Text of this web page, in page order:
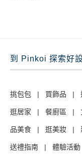
到 Pinkoi 探索好
挑包包 | 買飾品 |
逛居家 | 餐廚區 |
品美食 | 逛美妝 |
送禮指南 | 體驗活動